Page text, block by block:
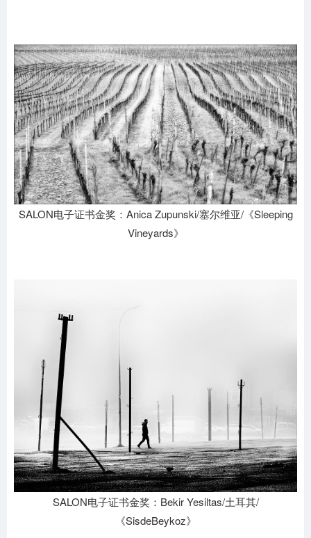
SALON电子证书金奖：Anica Zupunski/塞尔维亚/《Sleeping
Vineyards》
SALON电子证书金奖：Bekir Yesiltas/土耳其/
《SisdeBeykoz》